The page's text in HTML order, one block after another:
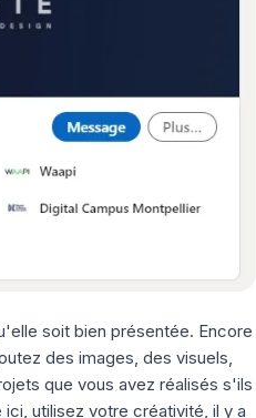
soit bien présentée. Encore
des images, des visuels,
que vous avez réalisés s'ils
utilisez votre créativité, il y a